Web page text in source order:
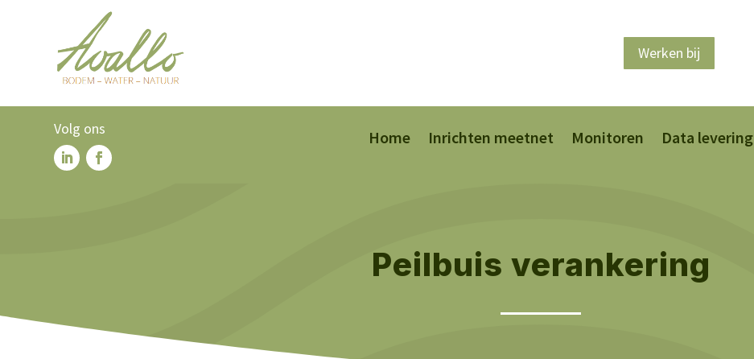
Werken bij
Volg ons Home Inrichten meetnet Monitoren Data levering
Peilbuis verankering